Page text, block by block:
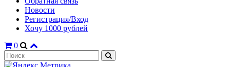
Новости
Регистрация/Вход
Хочу 1000 рублей
0